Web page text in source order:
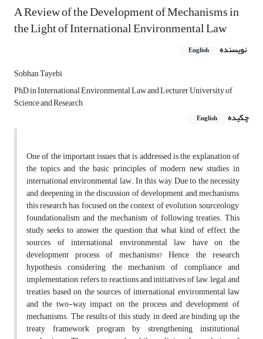
A Review of the Development of Mechanisms in
the Light of International Environmental Law
نویسنده English
Sobhan Tayebi
PhD in International Environmental Law and Lecturer University of
Science and Research
چکیده
English
One of the important issues that is addressed is the explanation of
the topics and the basic principles of modern new studies in
international environmental law. In this way, Due to the necessity
and deepening in the discussion of development and mechanisms,
this research has focused on the context of evolution, sourceology,
foundationalism and the mechanism of following treaties. This
study seeks to answer the question that what kind of effect, the
sources of international environmental law have on the
development process of mechanisms? Hence, the research
hypothesis, considering the mechanism of compliance and
implementation, refers to reactions and initiatives of law, legal and
treaties based on the sources of international environmental law
and the two-way impact on the process and development of
mechanisms. The results of this study, in deed are binding up the
treaty framework program by strengthening institutional